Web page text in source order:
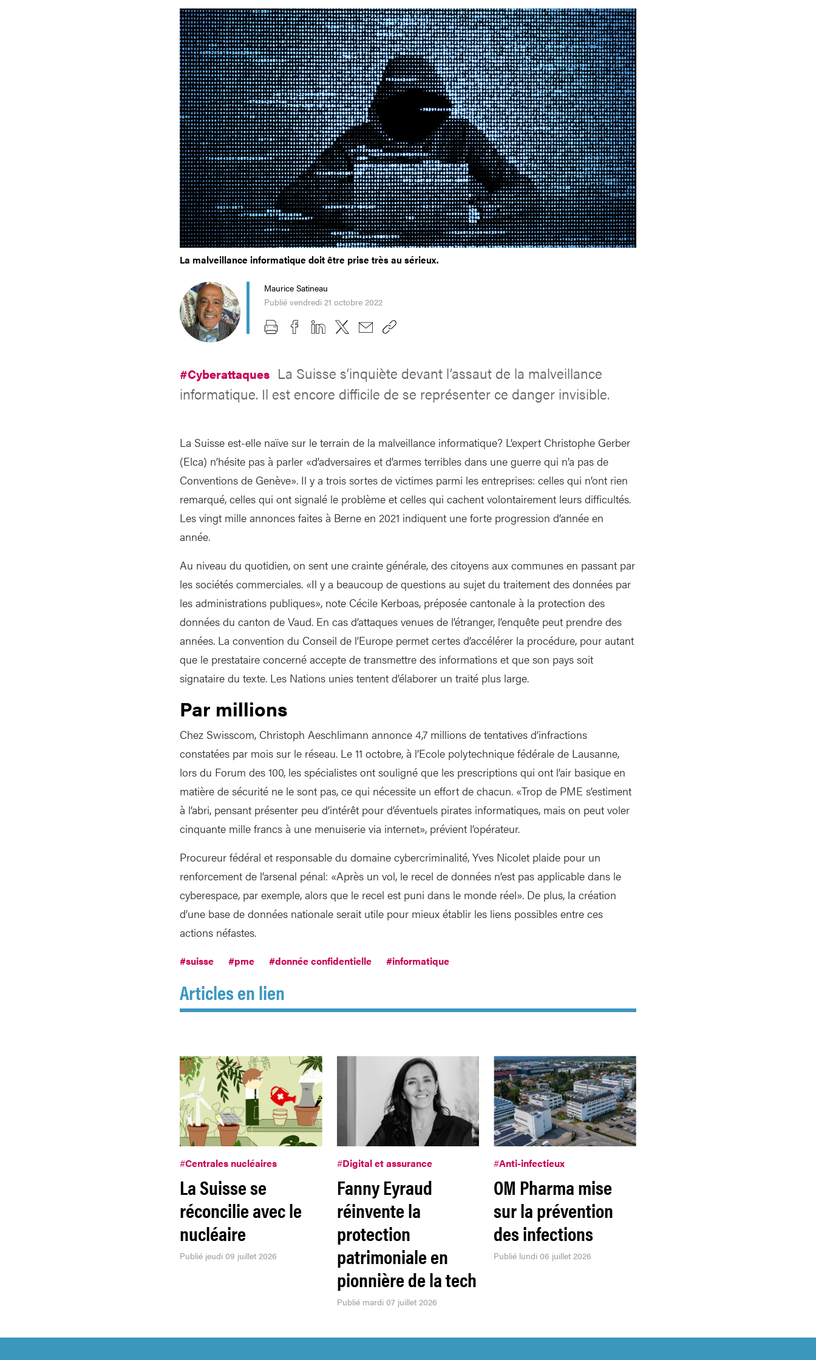
La malveillance informatique doit être prise très au sérieux.
Maurice Satineau
Publié vendredi 21 octobre 2022
#Cyberattaques La Suisse s’inquiète devant l’assaut de la malveillance
informatique. Il est encore difficile de se représenter ce danger invisible.
La Suisse est-elle naïve sur le terrain de la malveillance informatique? L’expert Christophe Gerber
(Elca) n’hésite pas à parler «d’adversaires et d’armes terribles dans une guerre qui n’a pas de
Conventions de Genève». Il y a trois sortes de victimes parmi les entreprises: celles qui n’ont rien
remarqué, celles qui ont signalé le problème et celles qui cachent volontairement leurs difficultés.
Les vingt mille annonces faites à Berne en 2021 indiquent une forte progression d’année en
année.
Au niveau du quotidien, on sent une crainte générale, des citoyens aux communes en passant par
les sociétés commerciales. «Il y a beaucoup de questions au sujet du traitement des données par
les administrations publiques», note Cécile Kerboas, préposée cantonale à la protection des
données du canton de Vaud. En cas d’attaques venues de l’étranger, l’enquête peut prendre des
années. La convention du Conseil de l’Europe permet certes d’accélérer la procédure, pour autant
que le prestataire concerné accepte de transmettre des informations et que son pays soit
signataire du texte. Les Nations unies tentent d’élaborer un traité plus large.
Par millions
Chez Swisscom, Christoph Aeschlimann annonce 4,7 millions de tentatives d’infractions
constatées par mois sur le réseau. Le 11 octobre, à l’Ecole polytechnique fédérale de Lausanne,
lors du Forum des 100, les spécialistes ont souligné que les prescriptions qui ont l’air basique en
matière de sécurité ne le sont pas, ce qui nécessite un effort de chacun. «Trop de PME s’estiment
à l’abri, pensant présenter peu d’intérêt pour d’éventuels pirates informatiques, mais on peut voler
cinquante mille francs à une menuiserie via internet», prévient l’opérateur.
Procureur fédéral et responsable du domaine cybercriminalité, Yves Nicolet plaide pour un
renforcement de l’arsenal pénal: «Après un vol, le recel de données n’est pas applicable dans le
cyberespace, par exemple, alors que le recel est puni dans le monde réel». De plus, la création
d’une base de données nationale serait utile pour mieux établir les liens possibles entre ces
actions néfastes.
#suisse #pme #donnée confidentielle #informatique
Articles en lien
#Centrales nucléaires
La Suisse se
réconcilie avec le
nucléaire
Publié jeudi 09 juillet 2026
#Digital et assurance
Fanny Eyraud
réinvente la
protection
patrimoniale en
pionnière de la tech
Publié mardi 07 juillet 2026
#Anti-infectieux
OM Pharma mise
sur la prévention
des infections
Publié lundi 06 juillet 2026